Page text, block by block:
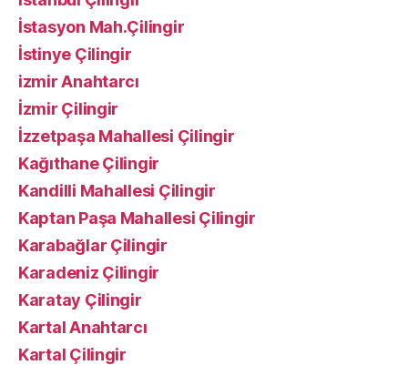
İstasyon Mah.Çilingir
İstinye Çilingir
izmir Anahtarcı
İzmir Çilingir
İzzetpaşa Mahallesi Çilingir
Kağıthane Çilingir
Kandilli Mahallesi Çilingir
Kaptan Paşa Mahallesi Çilingir
Karabağlar Çilingir
Karadeniz Çilingir
Karatay Çilingir
Kartal Anahtarcı
Kartal Çilingir